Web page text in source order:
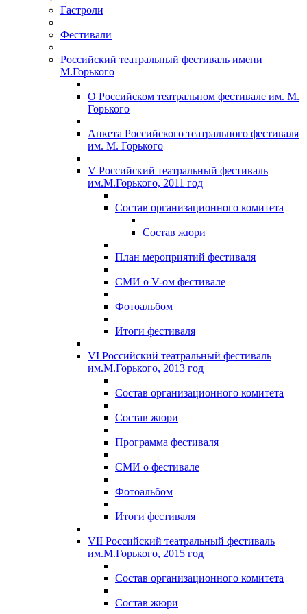
Гастроли
Фестивали
Российский театральный фестиваль имени
М.Горького
О Российском театральном фестивале им. М.
Горького
Анкета Российского театрального фестиваля
им. М. Горького
V Российский театральный фестиваль
им.М.Горького, 2011 год
Состав организационного комитета
Состав жюри
План мероприятий фестиваля
СМИ о V-ом фестивале
Фотоальбом
Итоги фестиваля
VI Российский театральный фестиваль
им.М.Горького, 2013 год
Состав организационного комитета
Состав жюри
Программа фестиваля
СМИ о фестивале
Фотоальбом
Итоги фестиваля
VII Российский театральный фестиваль
им.М.Горького, 2015 год
Состав организационного комитета
Состав жюри